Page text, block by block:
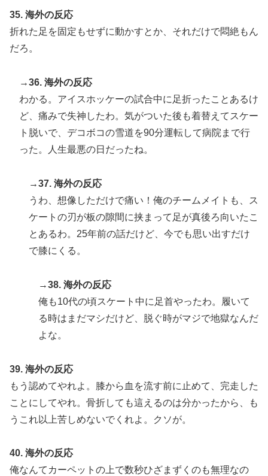
35. 海外の反応
折れた足を固定もせずに動かすとか、それだけで悶絶もん
だろ。
→36. 海外の反応
わかる。アイスホッケーの試合中に足折ったことあるけ
ど、痛みで失神したわ。気がついた後も着替えてスケー
ト脱いで、デコボコの雪道を90分運転して病院まで行
った。人生最悪の日だったね。
→37. 海外の反応
うわ、想像しただけで痛い！俺のチームメイトも、ス
ケートの刃が板の隙間に挟まって足が真後ろ向いたこ
とあるわ。25年前の話だけど、今でも思い出すだけ
で膝にくる。
→38. 海外の反応
俺も10代の頃スケート中に足首やったわ。履いて
る時はまだマシだけど、脱ぐ時がマジで地獄なんだ
よな。
39. 海外の反応
もう認めてやれよ。膝から血を流す前に止めて、完走した
ことにしてやれ。骨折しても這えるのは分かったから、も
うこれ以上苦しめないでくれよ。クソが。
40. 海外の反応
俺なんてカーペットの上で数秒ひざまずくのも無理なの